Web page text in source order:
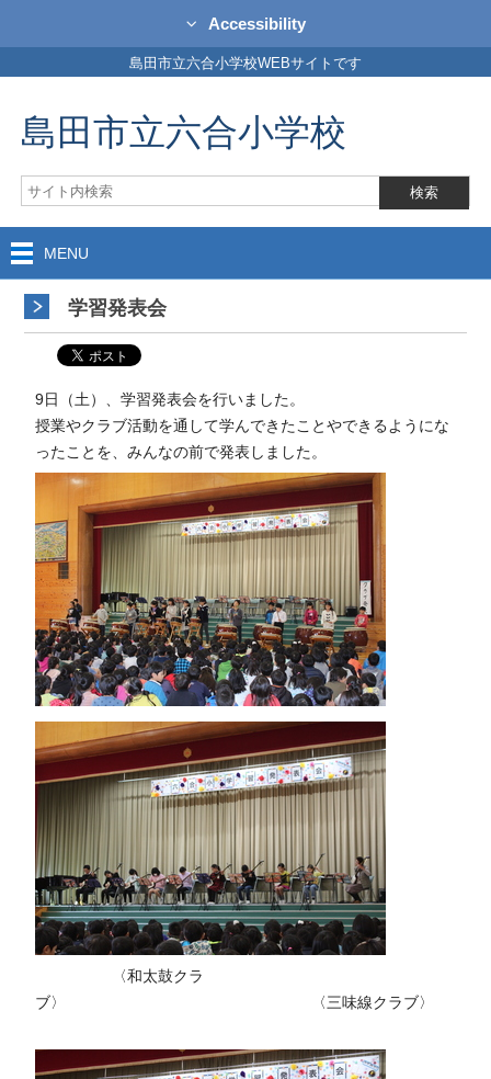
Accessibility
島田市立六合小学校WEBサイトです
島田市立六合小学校
MENU
学習発表会
9日（土）、学習発表会を行いました。
授業やクラブ活動を通して学んできたことやできるようにな
ったことを、みんなの前で発表しました。
〈和太鼓クラ
ブ〉 〈三味線クラブ〉